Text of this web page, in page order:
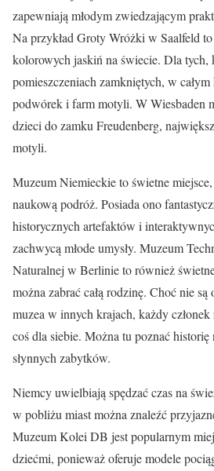
zapewniają młodym zwiedzającym
Na przykład Groty Wróżki w Saalfeld
kolorowych jaskiń na świecie. Dla tych,
pomieszczeniach zamkniętych, w
podwórek i farm motyli. W Wiesbaden
dzieci do zamku Freudenberg,
motyli.
Muzeum Niemieckie to świetne
naukową podróż. Posiada ono
historycznych artefaktów i
zachwycą młode umysły. Muzeum
Naturalnej w Berlinie to również
można zabrać całą rodzinę. Choć nie
muzea w innych krajach, każdy
coś dla siebie. Można tu poznać
słynnych zabytków.
Niemcy uwielbiają spędzać czas na
w pobliżu miast można znaleźć
Muzeum Kolei DB jest popularnym
dziećmi, ponieważ oferuje modele